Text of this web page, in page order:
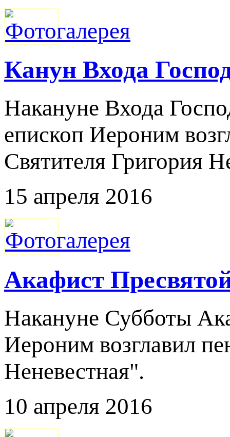
Канун Входа
Накануне Входа
епископ Иероним
Святителя Григория
15 апреля 2016
Акафист
Накануне Субботы
Иероним возглавил
Неневестная".
10 апреля 2016